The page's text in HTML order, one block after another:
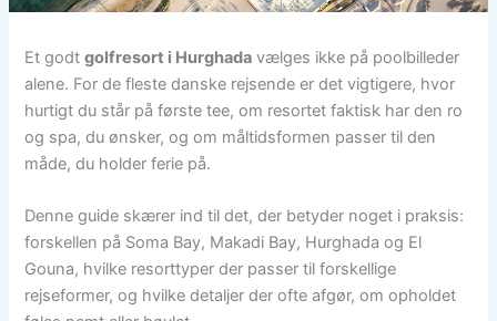
Et godtgolfresort i Hurghada vælges ikke på poolbilleder
alene. For de fleste danske rejsende er det vigtigere, hvor
hurtigt du står på første tee, om resortet faktisk har den ro
og spa, du ønsker, og om måltidsformen passer til den
måde, du holder ferie på.
Denne guide skærer ind til det, der betyder noget i praksis:
forskellen på Soma Bay, Makadi Bay, Hurghada og El
Gouna, hvilke resorttyper der passer til forskellige
rejseformer, og hvilke detaljer der ofte afgør, om opholdet